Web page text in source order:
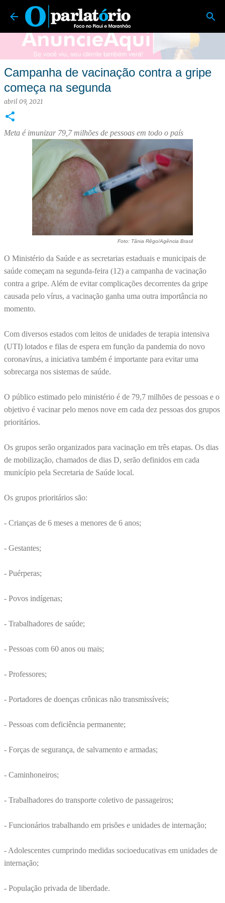
Pular para o conteúdo principal
O Parlatório | Foco no Piauí e Maranhão
Campanha de vacinação contra a gripe
começa na segunda
abril 09, 2021
Meta é imunizar 79,7 milhões de pessoas em todo o país
Foto: Tânia Rêgo/Agência Brasil
O Ministério da Saúde e as secretarias estaduais e municipais de
saúde começam na segunda-feira (12) a campanha de vacinação
contra a gripe. Além de evitar complicações decorrentes da gripe
causada pelo vírus, a vacinação ganha uma outra importância no
momento.
Com diversos estados com leitos de unidades de terapia intensiva
(UTI) lotados e filas de espera em função da pandemia do novo
coronavírus, a iniciativa também é importante para evitar uma
sobrecarga nos sistemas de saúde.
O público estimado pelo ministério é de 79,7 milhões de pessoas e o
objetivo é vacinar pelo menos nove em cada dez pessoas dos grupos
prioritários.
Os grupos serão organizados para vacinação em três etapas. Os dias
de mobilização, chamados de dias D, serão definidos em cada
município pela Secretaria de Saúde local.
Os grupos prioritários são:
- Crianças de 6 meses a menores de 6 anos;
- Gestantes;
- Puérperas;
- Povos indígenas;
- Trabalhadores de saúde;
- Pessoas com 60 anos ou mais;
- Professores;
- Portadores de doenças crônicas não transmissíveis;
- Pessoas com deficiência permanente;
- Forças de segurança, de salvamento e armadas;
- Caminhoneiros;
- Trabalhadores do transporte coletivo de passageiros;
- Funcionários trabalhando em prisões e unidades de internação;
- Adolescentes cumprindo medidas socioeducativas em unidades de
internação;
- População privada de liberdade.